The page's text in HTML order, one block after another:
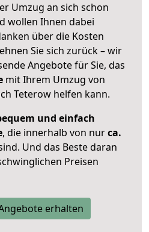
Umzug an sich schon
wollen Ihnen dabei
über die Kosten
Sie sich zurück – wir
Angebote für Sie, das
mit Ihrem Umzug von
Teterow helfen kann.
und einfach
, die innerhalb von nurca.
Und das Beste daran
Preisen
erhalten